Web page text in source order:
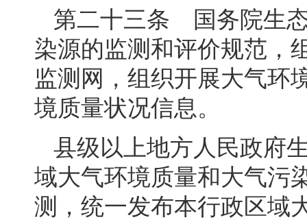
第二十三条 国务院生
染源的监测和评价规范，
监测网，组织开展大气环
境质量状况信息。
县级以上地方人民政府
域大气环境质量和大气污
测，统一发布本行政区域